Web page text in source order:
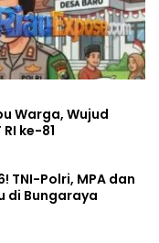
Warga, Wujud
ke-81
TNI-Polri, MPA dan
di Bungaraya